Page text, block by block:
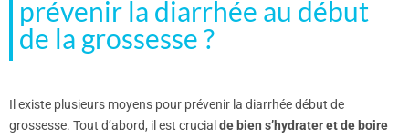
prévenir la diarrhée au début
de la grossesse ?
Il existe plusieurs moyens pour prévenir la diarrhée début de
grossesse. Tout d’abord, il est crucial de bien s’hydrater et de boire